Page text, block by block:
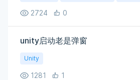
2724 0
unity启动老是弹窗
Unity
1281 1